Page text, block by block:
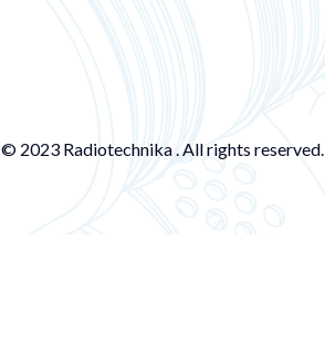
© 2023 Radiotechnika . All rights reserved.